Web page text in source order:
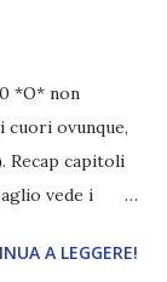
*O* non
cuori ovunque,
Recap capitoli
vede i
i puri.
A LEGGERE!